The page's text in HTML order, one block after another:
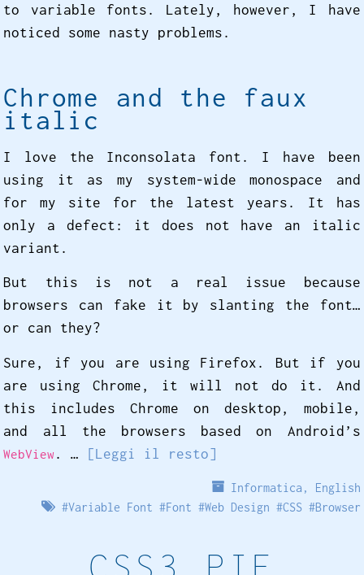
to variable fonts. Lately, however, I have
noticed some nasty problems.
Chrome and the faux
italic
I love the Inconsolata font. I have been
using it as my system-wide monospace and
for my site for the latest years. It has
only a defect: it does not have an italic
variant.
But this is not a real issue because
browsers can fake it by slanting the font…
or can they?
Sure, if you are using Firefox. But if you
are using Chrome, it will not do it. And
this includes Chrome on desktop, mobile,
and all the browsers based on Android’s
WebView . … [Leggi il resto]
Informatica , English
#Variable Font #Font #Web Design #CSS#Browser
CSS3 PIE